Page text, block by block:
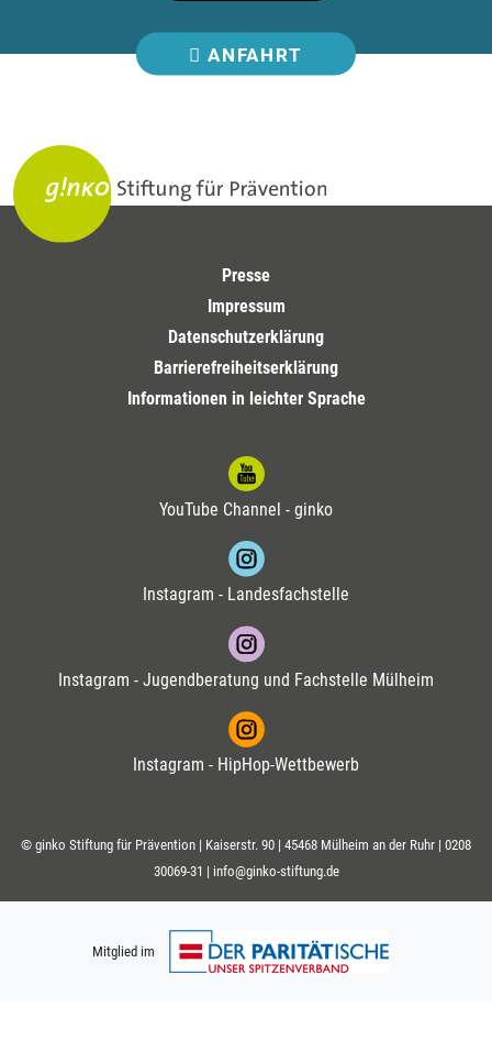
ANFAHRT
Presse
Impressum
Datenschutzerklärung
Barrierefreiheitserklärung
Informationen in leichter Sprache
YouTube Channel - ginko
Instagram - Landesfachstelle
Instagram - Jugendberatung und Fachstelle Mülheim
Instagram - HipHop-Wettbewerb
© ginko Stiftung für Prävention | Kaiserstr. 90 | 45468 Mülheim an der Ruhr | 0208
30069-31 | info@ginko-stiftung.de
Mitglied im